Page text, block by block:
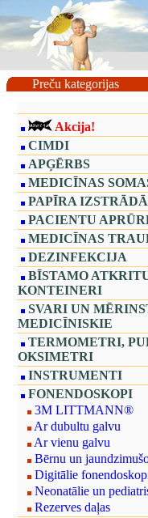
Preču kategorijas
Akcija!
CIMDI
APĢĒRBS
MEDICĪNAS
PAPĪRA
PACIENTU
MEDICĪNAS
DEZINFEKCIJA
BĪSTAMO
KONTEINERI
SVARI UN
MEDICĪNISKIE
TERMOMETRI,
OKSIMETRI
INSTRUMENTI
FONENDOSKOPI
3M LITTMANN®
Ar dubultu galvu
Ar vienu galvu
Bērnu un
Digitālie
Neonatālie un
Rezerves daļas